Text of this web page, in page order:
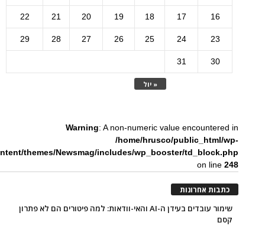
« יול
16
17
18
19
20
21
22
23
24
25
26
27
28
29
30
31
Warning: A non-numeric value encountered in
/home/hrusco/public_html/wp-
themes/Newsmag/includes/wp_booster/td_block.php
on line248
כתבות אחרונות
שימור עובדים בעידן ה-AI והאי-וודאות: למה פיטורים הם לא פתרון
קסם